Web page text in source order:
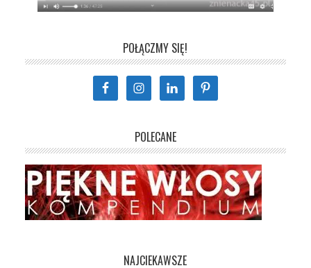
POŁĄCZMY SIĘ!
POLECANE
NAJCIEKAWSZE